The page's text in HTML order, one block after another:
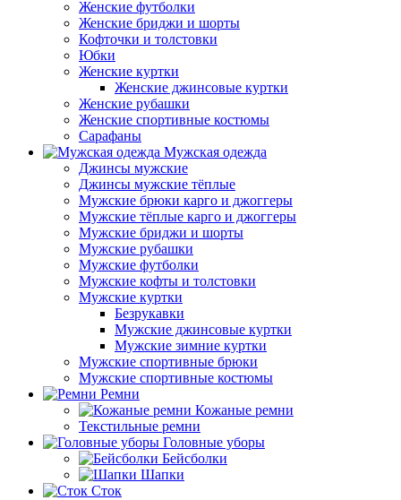
Женские футболки
Женские бриджи и шорты
Кофточки и толстовки
Юбки
Женские куртки
Женские джинсовые куртки
Женские рубашки
Женские спортивные костюмы
Сарафаны
Мужская одежда
Джинсы мужские
Джинсы мужские тёплые
Мужские брюки карго и джоггеры
Мужские тёплые карго и джоггеры
Мужские бриджи и шорты
Мужские рубашки
Мужские футболки
Мужские кофты и толстовки
Мужские куртки
Безрукавки
Мужские джинсовые куртки
Мужские зимние куртки
Мужские спортивные брюки
Мужские спортивные костюмы
Ремни
Кожаные ремни
Текстильные ремни
Головные уборы
Бейсболки
Шапки
Сток